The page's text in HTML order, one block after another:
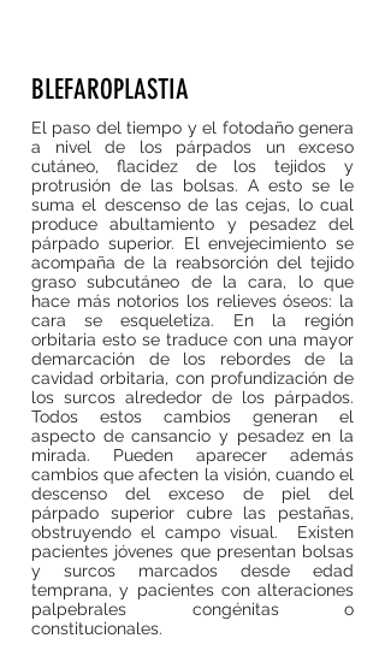
BLEFAROPLASTIA
El paso del tiempo y el fotodaño genera
a nivel de los párpados un exceso
cutáneo, flacidez de los tejidos y
protrusión de las bolsas. A esto se le
suma el descenso de las cejas, lo cual
produce abultamiento y pesadez del
párpado superior. El envejecimiento se
acompaña de la reabsorción del tejido
graso subcutáneo de la cara, lo que
hace más notorios los relieves óseos: la
cara se esqueletiza. En la región
orbitaria esto se traduce con una mayor
demarcación de los rebordes de la
cavidad orbitaria, con profundización de
los surcos alrededor de los párpados.
Todos estos cambios generan el
aspecto de cansancio y pesadez en la
mirada. Pueden aparecer además
cambios que afecten la visión, cuando el
descenso del exceso de piel del
párpado superior cubre las pestañas,
obstruyendo el campo visual. Existen
pacientes jóvenes que presentan bolsas
y surcos marcados desde edad
temprana, y pacientes con alteraciones
palpebrales congénitas o
constitucionales.